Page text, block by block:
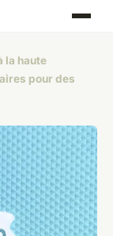
la haute
pour des